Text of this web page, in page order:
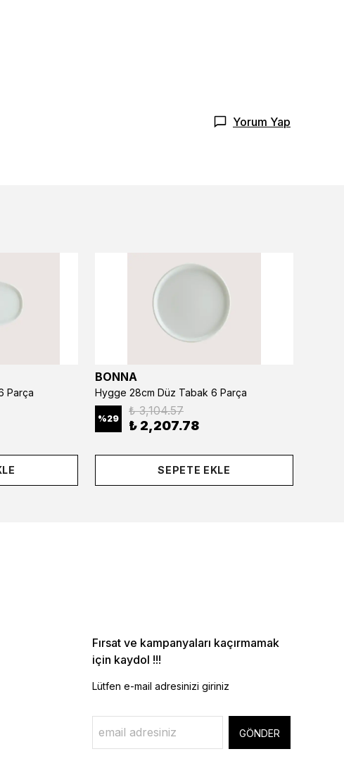
Yorum Yap
Parça
BONNA
Hygge 28cm Düz Tabak 6 Parça
%29
₺ 3,104.57
₺ 2,207.78
SEPETE EKLE
Fırsat ve kampanyaları kaçırmamak
için kaydol !!!
Lütfen e-mail adresinizi giriniz
GÖNDER